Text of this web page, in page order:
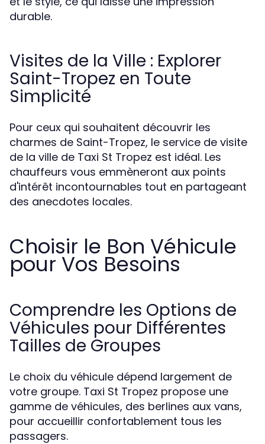
durable.
Visites de la Ville : Explorer
Saint-Tropez en Toute
Simplicité
Pour ceux qui souhaitent découvrir les
charmes de Saint-Tropez, le service de visite
de la ville de Taxi St Tropez est idéal. Les
chauffeurs vous emmèneront aux points
d'intérêt incontournables tout en partageant
des anecdotes locales.
Choisir le Bon Véhicule
pour Vos Besoins
Comprendre les Options de
Véhicules pour Différentes
Tailles de Groupes
Le choix du véhicule dépend largement de
votre groupe. Taxi St Tropez propose une
gamme de véhicules, des berlines aux vans,
pour accueillir confortablement tous les
passagers.